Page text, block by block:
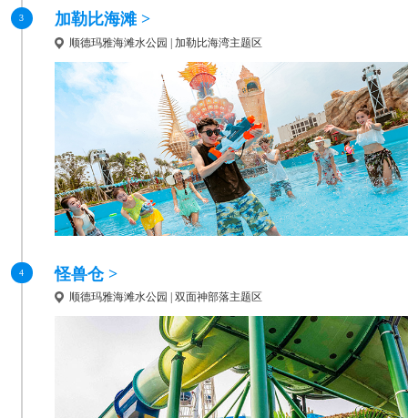
3 加勒比海滩 >
顺德玛雅海滩水公园 | 加勒比海湾主题区
4 怪兽仓 >
顺德玛雅海滩水公园 | 双面神部落主题区